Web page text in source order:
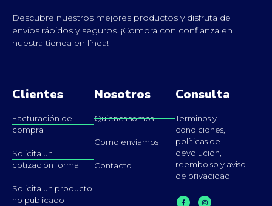
Descubre nuestros mejores productos y disfruta de
envíos rápidos y seguros. ¡Compra con confianza en
nuestra tienda en línea!
Clientes
Facturación de
compra
Solicita un
cotización formal
Solicita un producto
no publicado
Nosotros
Quienes somos
Como envíamos
Contacto
Consulta
Terminos y
condiciones,
políticas de
devolución,
reembolso y aviso
de privacidad